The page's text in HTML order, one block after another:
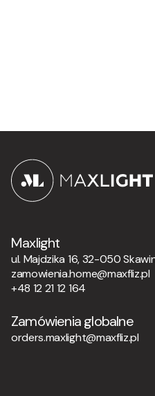
Maxlight
ul. Majdzika 16, 32-050
zamowienia.home@maxfliz.pl
+48 12 21 12 164
Zamówienia globalne
orders.maxlight@maxfliz.pl